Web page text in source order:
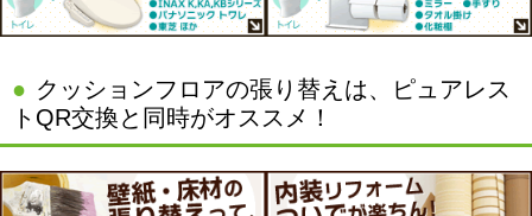
クッションフロアの張り替えは、ピュアレス
トQR交換と同時がオススメ！